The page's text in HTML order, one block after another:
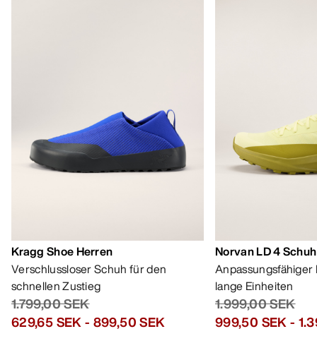
Kragg Shoe Herren
Verschlussloser Schuh für den
schnellen Zustieg
1.799,00 SEK
629,65 SEK- 899,50 SEK
Norvan LD 4
lange Einheiten
1.999,00 SEK
999,50 SEK-